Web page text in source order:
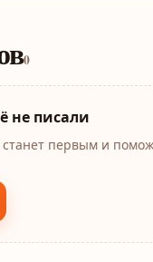
0
не писали
первым и